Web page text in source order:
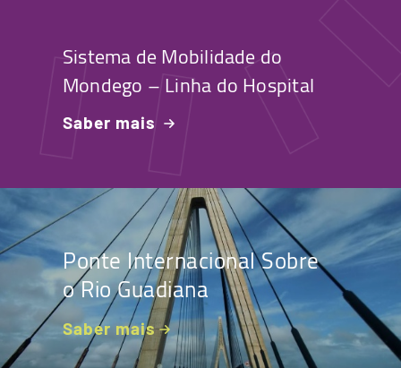
Sistema de Mobilidade do
Mondego – Linha do Hospital
Saber mais
Ponte Internacional Sobre
o Rio Guadiana
Saber mais